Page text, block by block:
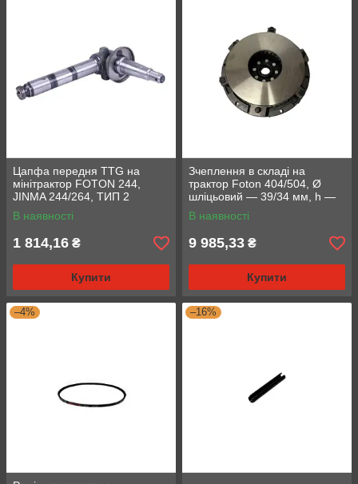
Цапфа передня TTG на
мінітрактор FOTON 244,
JINMA 244/264, ТИП 2
В наявності
1 814,16 ₴
Купити
Зчеплення в складі на
трактор Foton 404/504, Ø
шліцьовий — 39/34 мм, h —
105 мм
В наявності
9 985,33 ₴
Купити
–4% –16%